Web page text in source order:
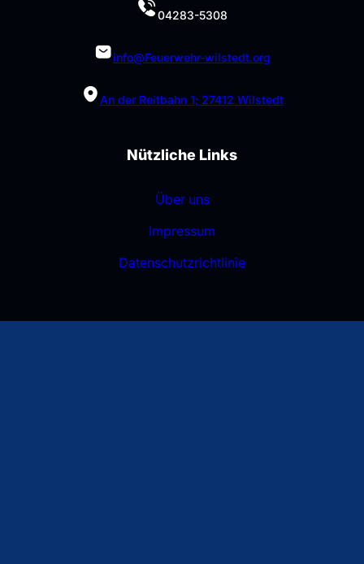
Nützliche Links
Über uns
Impressum
Datenschutzrichtlinie
04283-5308
info@Feuerwehr-wilstedt.org
An der Reitbahn 1; 27412 Wilstedt